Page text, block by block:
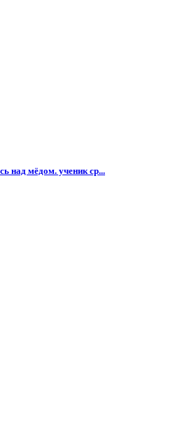
над мёдом. ученик ср...